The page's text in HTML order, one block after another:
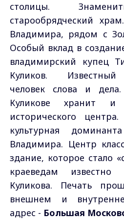
столицы.
старообрядческий
Владимира, рядом с
Особый вклад в
владимирский купец
Куликов. Известный
человек слова и
Куликове хранит и
исторического
культурная
Владимира. Центр
здание, которое стало
краеведам
Куликова. Печать
внешнем и
адрес - Большая